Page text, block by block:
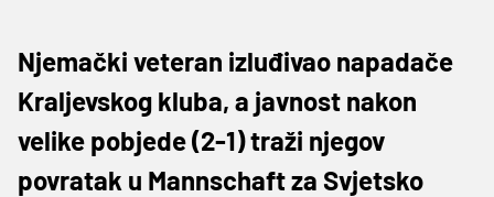
Njemački veteran izluđivao napadače
Kraljevskog kluba, a javnost nakon
velike pobjede (2-1) traži njegov
povratak u Mannschaft za Svjetsko